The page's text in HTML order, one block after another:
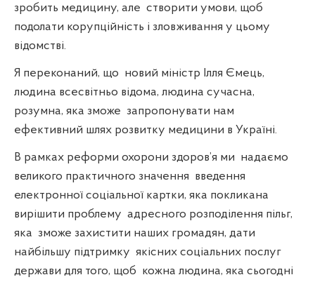
зробить медицину, але створити умови, щоб
подолати корупційність і зловживання у цьому
відомстві.
Я переконаний, що новий міністр Ілля Ємець,
людина всесвітньо відома, людина сучасна,
розумна, яка зможе запропонувати нам
ефективний шлях розвитку медицини в Україні.
В рамках реформи охорони здоров’я ми надаємо
великого практичного значення введення
електронної соціальної картки, яка покликана
вирішити проблему адресного розподілення пільг,
яка зможе захистити наших громадян, дати
найбільшу підтримку якісних соціальних послуг
держави для того, щоб кожна людина, яка сьогодні